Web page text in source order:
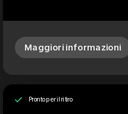
Maggiori informazioni
Pronto per il ritiro